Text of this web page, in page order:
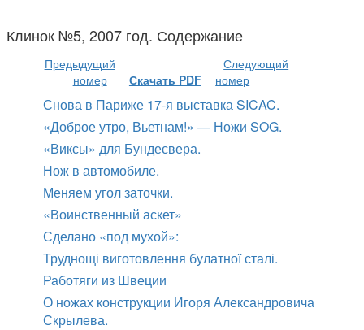
Клинок №5, 2007 год. Содержание
Предыдущий
номер
Скачать PDF
Следующий
номер
Снова в Париже 17-я выставка SICAC.
«Доброе утро, Вьетнам!» — Ножи SOG.
«Виксы» для Бундесвера.
Нож в автомобиле.
Меняем угол заточки.
«Воинственный аскет»
Сделано «под мухой»:
Труднощі виготовлення булатної сталі.
Работяги из Швеции
О ножах конструкции Игоря Александровича
Скрылева.